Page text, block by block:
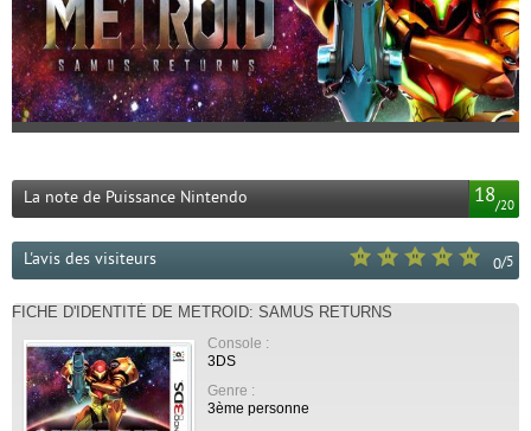
18/20
La note de Puissance Nintendo
0/5
L'avis des visiteurs
FICHE D'IDENTITÉ DE METROID: SAMUS RETURNS
Console :
3DS
Genre :
3ème personne